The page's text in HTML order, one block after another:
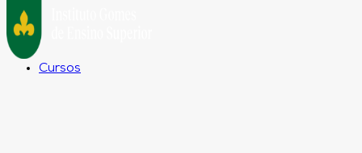
Cursos